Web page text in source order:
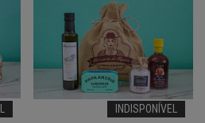
INDISPONÍVEL